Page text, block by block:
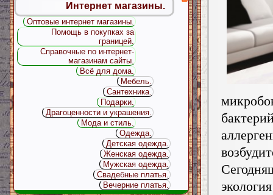
экология
Интернет магазины.
Оптовые интернет магазины.
Помощь в покупках за
границей.
Справочные по интернет-
магазинам сайты.
Всё для дома.
Мебель.
Сантехника.
Подарки.
Драгоценности и украшения.
Мода и стиль.
Одежда.
Детская одежда.
Женская одежда.
Мужская одежда.
Свадебные платья.
Вечерние платья.